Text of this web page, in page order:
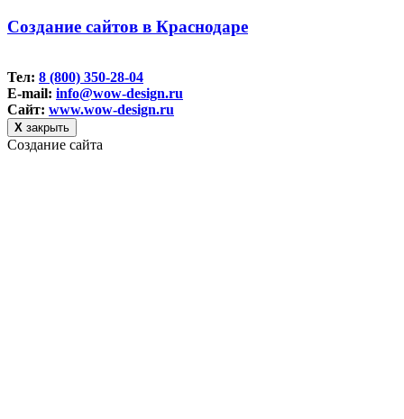
Создание сайтов в Краснодаре
Тел: 8 (800) 350-28-04
E-mail: info@wow-design.ru
Сайт: www.wow-design.ru
Х закрыть
Создание сайта